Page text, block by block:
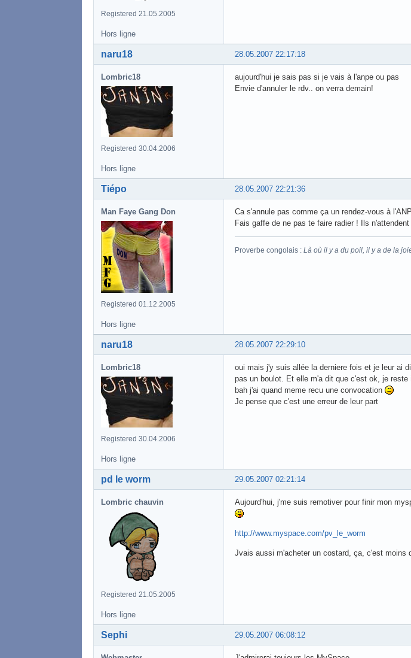
Registered 21.05.2005
Hors ligne
28.05.2007 22:17:18
naru18
Lombric18
Registered 30.04.2006
aujourd'hui je sais pas si je vais à l'anpe ou pas
Envie d'annuler le rdv.. on verra demain!
Hors ligne
28.05.2007 22:21:36
Tiépo
Man Faye Gang Don
Registered 01.12.2005
Ca s'annule pas comme ça un rendez-vous à
Fais gaffe de ne pas te faire radier ! Ils
Proverbe congolais : Là où il y a du poil, il y a de la
Hors ligne
28.05.2007 22:29:10
naru18
Lombric18
Registered 30.04.2006
oui mais j'y suis allée la derniere fois et je leur ai
pas un boulot. Et elle m'a dit que c'est ok, je reste
bah j'ai quand meme recu une convocation
Je pense que c'est une erreur de leur part
Hors ligne
29.05.2007 02:21:14
pd le worm
Lombric chauvin
Registered 21.05.2005
Aujourd'hui, j'me suis remotiver pour finir mon
http://www.myspace.com/pv_le_worm
Jvais aussi m'acheter un costard, ça, c'est moins
Hors ligne
29.05.2007 06:08:12
Sephi